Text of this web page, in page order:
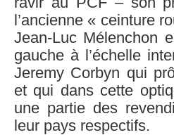
l’ancienne « ceinture
Jean-Luc Mélenchon
gauche à l’échelle
Jeremy Corbyn qui
et qui dans cette
une partie des
leur pays respectifs.